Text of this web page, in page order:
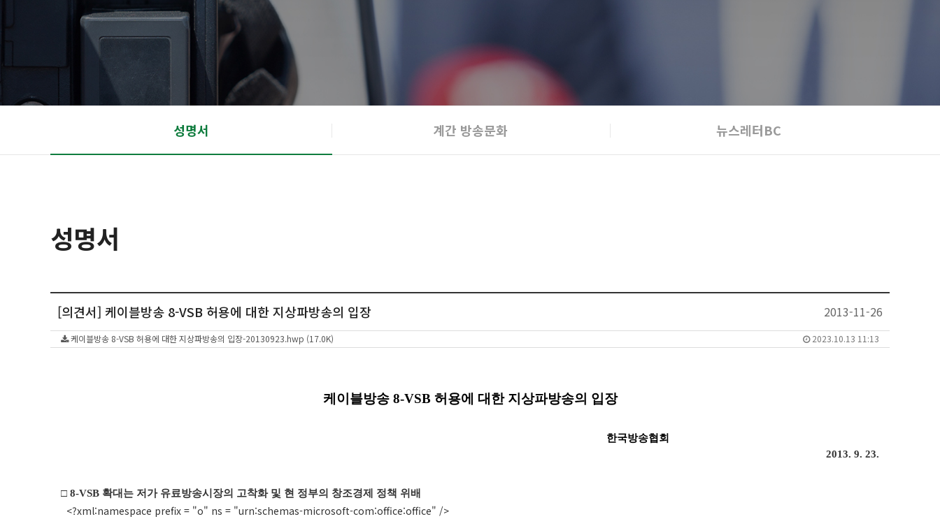
성명서 계간 방송문화 뉴스레터BC
성명서
[의견서] 케이블방송 8-VSB 허용에 대한 지상파방송의 입장 2013-11-26
2023.10.13 11:13
케이블방송 8-VSB 허용에 대한 지상파방송의 입장-20130923.hwp (17.0K)
케이블방송 8-VSB 허용에 대한 지상파방송의 입장
한국방송협회
2013. 9. 23.
□ 8-VSB 확대는 저가 유료방송시장의 고착화 및 현 정부의 창조경제 정책 위배
<?xml:namespace prefix = "o" ns = "urn:schemas-microsoft-com:office:office" />